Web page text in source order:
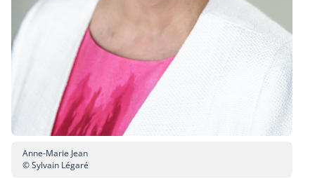
Anne-Marie Jean
© Sylvain Légaré